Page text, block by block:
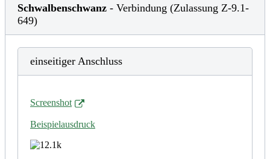
Schwalbenschwanz - Verbindung (Zulassung Z-9.1-
649)
einseitiger Anschluss
Screenshot
Beispielausdruck